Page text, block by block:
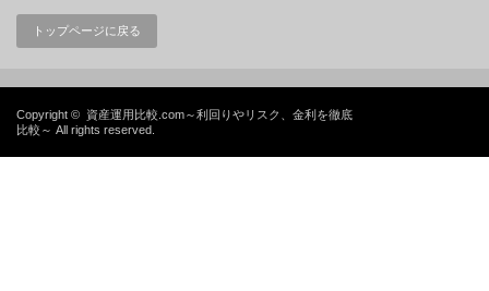
トップページに戻る
Copyright © 資産運用比較.com～利回りやリスク、金利を徹底
比較～ All rights reserved.